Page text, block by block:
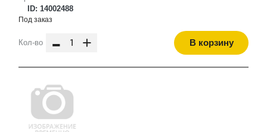
ID: 14002488
Под заказ
Кол-во - + В корзину